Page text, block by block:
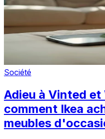
Société
Adieu à Vinted
comment Ikea
meubles